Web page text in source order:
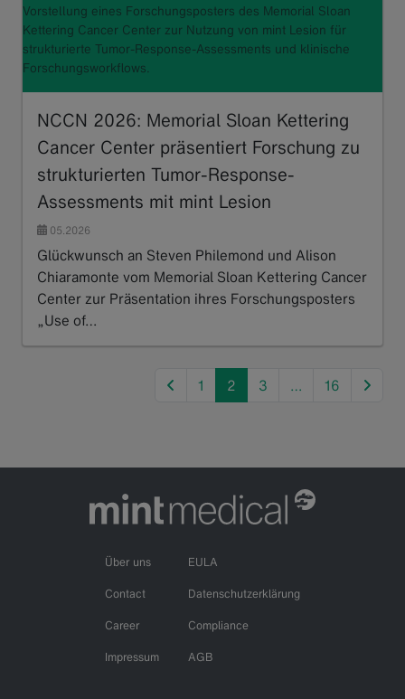
Vorstellung eines Forschungsposters des Memorial Sloan
Kettering Cancer Center zur Nutzung von mint Lesion für
strukturierte Tumor-Response-Assessments und klinische
Forschungsworkflows.
NCCN 2026: Memorial Sloan Kettering
Cancer Center präsentiert Forschung zu
strukturierten Tumor-Response-
Assessments mit mint Lesion
05.2026
Glückwunsch an Steven Philemond und Alison
Chiaramonte vom Memorial Sloan Kettering Cancer
Center zur Präsentation ihres Forschungsposters
„Use of…
previous
1 2 3 … 16
Über uns
Contact
Career
Impressum
EULA
Datenschutzerklärung
Compliance
AGB